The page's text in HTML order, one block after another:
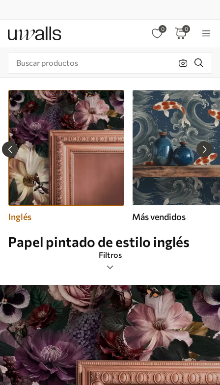
0 0
Inglés Más vendidos
Papel pintado de estilo inglés
Filtros
Etiquetas
Más popular
Borrar todos los filtros